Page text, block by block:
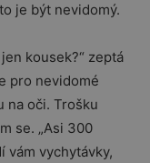
je být nevidomý.
kousek?“ zeptá
pro nevidomé
na oči. Trošku
se. „Asi 300
vám vychytávky,